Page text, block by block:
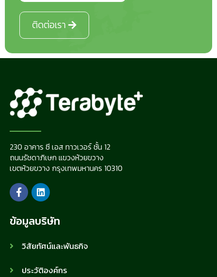
ติดต่อเรา
230 อาคาร ซี เอส ทาวเวอร์ ชั้น 12
ถนนรัชดาภิเษก แขวงห้วยขวาง
เขตห้วยขวาง กรุงเทพมหานคร 10310
ข้อมูลบริษัท
วิสัยทัศน์และพันธกิจ
ประวัติองค์กร